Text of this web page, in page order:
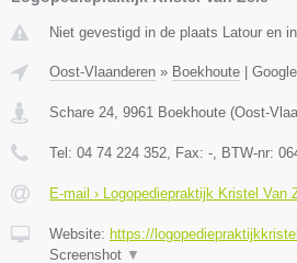
Niet gevestigd in de plaats Latour en
Oost-Vlaanderen » Boekhoute |
Schare 24 9961 Boekhoute (Oost-
Tel: 04 74 224 352 , Fax: - , BTW-nr:
E-mail › Logopediepraktijk Kristel Van
Website: https://
Screenshot ▼